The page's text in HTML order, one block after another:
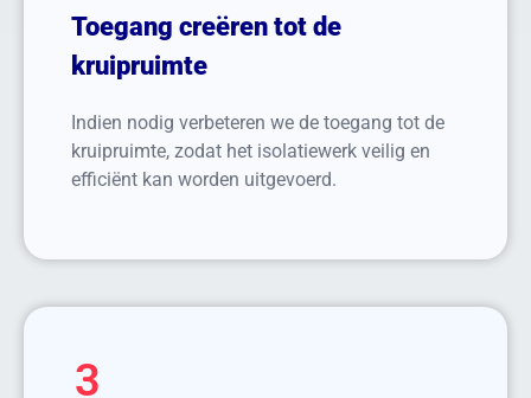
Toegang creëren tot de
kruipruimte
Indien nodig verbeteren we de toegang tot de
kruipruimte, zodat het isolatiewerk veilig en
efficiënt kan worden uitgevoerd.
3